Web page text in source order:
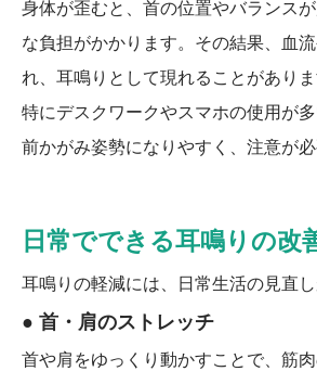
身体が歪むと、首の位置やバランス
な負担がかかります。その結果、血
れ、耳鳴りとして現れることがありま
特にデスクワークやスマホの使用が
前かがみ姿勢になりやすく、注意が必
日常でできる耳鳴りの改
耳鳴りの軽減には、日常生活の見直し
● 首・肩のストレッチ
首や肩をゆっくり動かすことで、筋肉